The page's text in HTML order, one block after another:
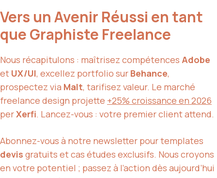
Vers un Avenir Réussi en tant
que Graphiste Freelance
Nous récapitulons : maîtrisez compétences Adobe
et UX/UI, excellez portfolio sur Behance,
prospectez via Malt, tarifisez valeur. Le marché
freelance design projette +25% croissance en 2026
perXerfi. Lancez-vous : votre premier client attend.
Abonnez-vous à notre newsletter pour templates
devis gratuits et cas études exclusifs. Nous croyons
en votre potentiel ; passez à l’action dès aujourd’hui